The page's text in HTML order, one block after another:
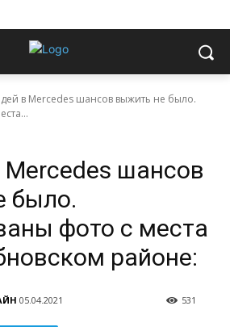
в Mercedes шансов выжить не было.
шансов
было.
фото с места
районе:
05.04.2021 531